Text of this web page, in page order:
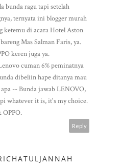
bunda ragu tapi setelah
ternyata ini blogger murah
ketemu di acara Hotel Aston
Mas Salman Faris, ya.
keren juga ya.
cuman 6% peminatnya
dibeliin hape ditanya mau
-- Bunda jawab LENOVO,
whatever it is, it's my choice.
OPPO.
Reply